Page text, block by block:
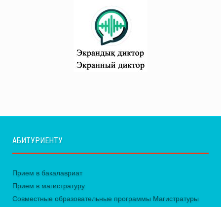
АБИТУРИЕНТУ
Прием в бакалавриат
Прием в магистратуру
Совместные образовательные программы Магистратуры